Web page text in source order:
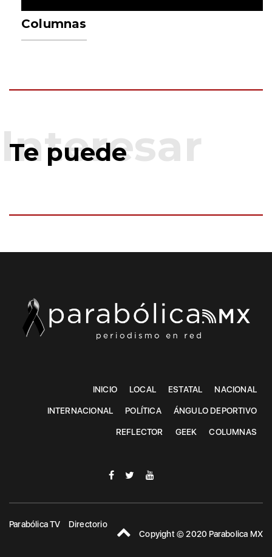
Columnas
Te puede
INICIO LOCAL ESTATAL NACIONAL
INTERNACIONAL POLÍTICA ÁNGULO DEPORTIVO
REFLECTOR GEEK COLUMNAS
Parabólica TV
Directorio
Copyight © 2020 Parabolica MX